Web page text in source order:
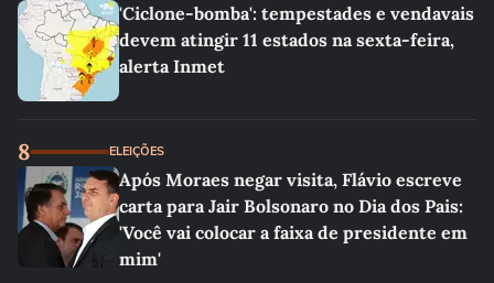
'Ciclone-bomba': tempestades e vendavais
devem atingir 11 estados na sexta-feira,
alerta Inmet
8 ELEIÇÕES
Após Moraes negar visita, Flávio escreve
carta para Jair Bolsonaro no Dia dos Pais:
'Você vai colocar a faixa de presidente em
mim'